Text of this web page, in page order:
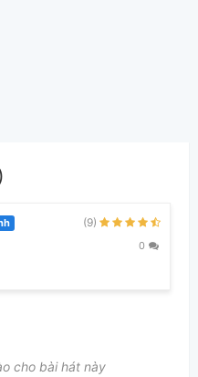
(9)
0
cho bài hát này